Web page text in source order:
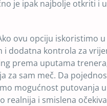
je ipak najbolje otkriti i
ovu opciju iskoristimo
dodatna kontrola za
prema uputama
sam meč. Da
mogućnost putovanja
realnija i smislena